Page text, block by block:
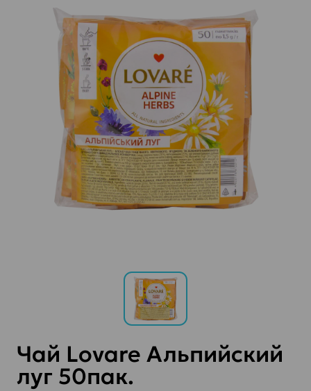
Чай Lovare Альпийский
луг 50пак.